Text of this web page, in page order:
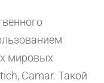
мировых
Camar. Такой